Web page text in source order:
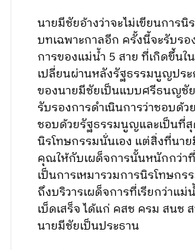
นายมีชัยอ้างว่าจะไม่เขียนการนิ
บทเฉพาะกาลอีก ครั้งนี้จะรับรอ
การของแม่น้ำ 5 สาย ที่เกิดขึ้นใ
เปลี่ยนผ่านหลังรัฐธรรมนูญปร
ของนายมีชัยเป็นแบบศรีธนญชัย
รับรองการดำเนินการว่าชอบด้
ชอบด้วยรัฐธรรมนูญและเป็นที่
นิรโทษกรรมนั่นเอง แต่สิ่งที่นา
คุณให้กับเผด็จการนั้นหนักกว่า
เป็นการเหมารวมการนิรโทษก
ถึงบริวารเผด็จการที่เรียกว่าแม่
เบ็ดเสร็จ ได้แก่ คสช ครม สนช
นายมีชัยเป็นประธาน